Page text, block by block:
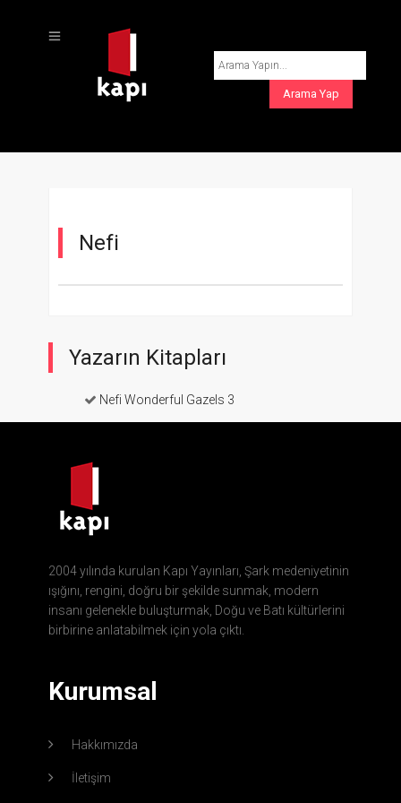
Nefi
Yazarın Kitapları
Nefi Wonderful Gazels 3
2004 yılında kurulan Kapı Yayınları, Şark medeniyetinin
ışığını, rengini, doğru bir şekilde sunmak, modern
insanı gelenekle buluşturmak, Doğu ve Batı kültürlerini
birbirine anlatabilmek için yola çıktı.
Kurumsal
Hakkımızda
İletişim